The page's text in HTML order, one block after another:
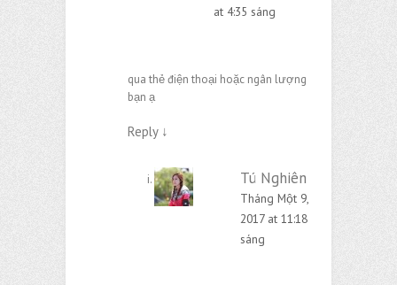
at 4:35 sáng
qua thẻ điện thoại hoặc ngân lượng
bạn ạ
Reply ↓
Tú Nghiên
Tháng Một 9,
2017 at 11:18
sáng